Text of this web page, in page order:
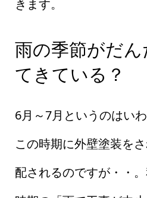
きます。
雨の季節がだ
てきている？
6月～7月というのはい
この時期に外壁塗装を
配されるのですが・・